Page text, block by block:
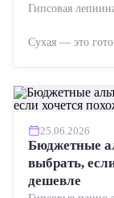
Гипсовая
Сухая — это
25.06.2026
Бюджетные
выбрать,
дешевле